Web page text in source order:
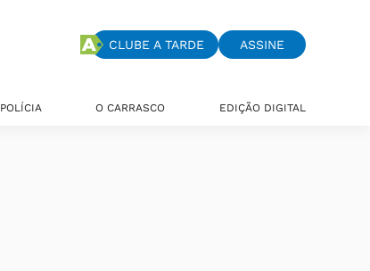
CLUBE A TARDE ASSINE
POLÍCIA O CARRASCO EDIÇÃO DIGITAL